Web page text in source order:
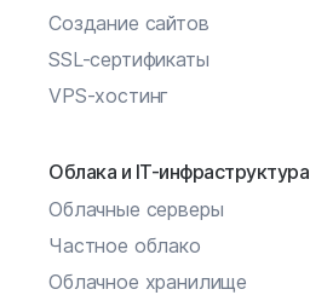
Создание сайтов
SSL-сертификаты
VPS-хостинг
Облака и IT-инфраструктура
Облачные серверы
Частное облако
Облачное хранилище